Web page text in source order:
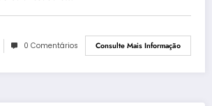
0 Comentários Consulte Mais Informação